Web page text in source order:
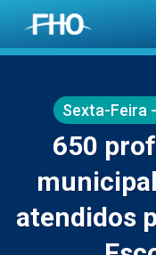
Sexta-Feira
650
atendidos